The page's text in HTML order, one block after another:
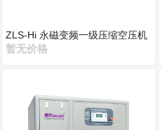
ZLS-Hi 永磁变频一级压缩空压机
暂无价格